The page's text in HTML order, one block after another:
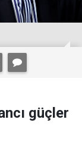
güçler